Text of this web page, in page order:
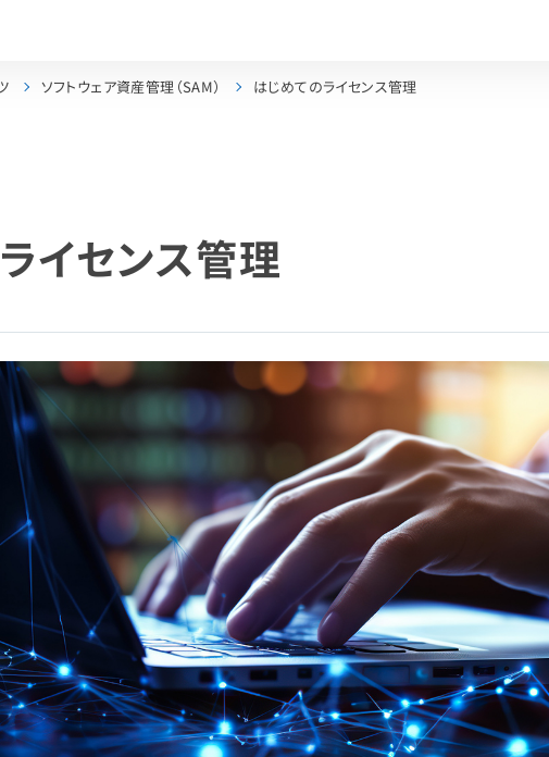
ソフトウェア資産管理（SAM） はじめてのライセンス管理
イセンス管理